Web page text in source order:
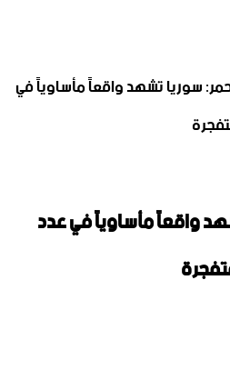
سوريا تشهد واقعاً مأساوياً في
واقعاً مأساوياً في عدد